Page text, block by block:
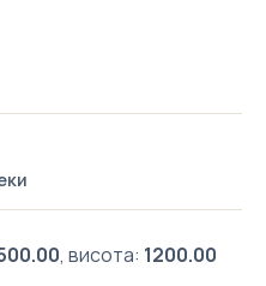
, висота: 1200.00